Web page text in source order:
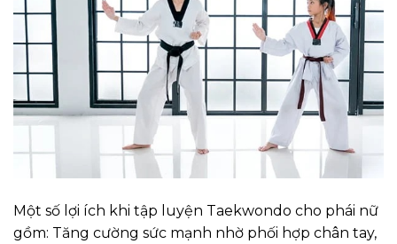
Một số lợi ích khi tập luyện Taekwondo cho phái nữ
gồm: Tăng cường sức mạnh nhờ phối hợp chân tay,